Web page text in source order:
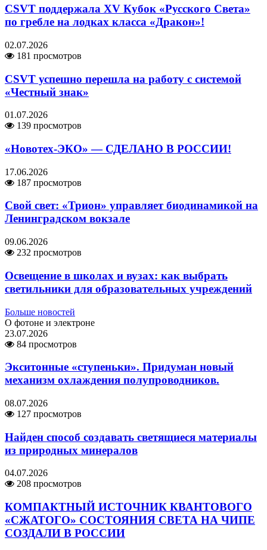
CSVT поддержала XV Кубок «Русского Света»
по гребле на лодках класса «Дракон»!
02.07.2026
181 просмотров
CSVT успешно перешла на работу с системой
«Честный знак»
01.07.2026
139 просмотров
«Новотех-ЭКО» — СДЕЛАНО В РОССИИ!
17.06.2026
187 просмотров
Свой свет: «Трион» управляет биодинамикой на
Ленинградском вокзале
09.06.2026
232 просмотров
Освещение в школах и вузах: как выбрать
светильники для образовательных учреждений
Больше новостей
О фотоне и электроне
23.07.2026
84 просмотров
Экситонные «ступеньки». Придуман новый
механизм охлаждения полупроводников.
08.07.2026
127 просмотров
Найден способ создавать светящиеся материалы
из природных минералов
04.07.2026
208 просмотров
КОМПАКТНЫЙ ИСТОЧНИК КВАНТОВОГО
«СЖАТОГО» СОСТОЯНИЯ СВЕТА НА ЧИПЕ
СОЗДАЛИ В РОССИИ